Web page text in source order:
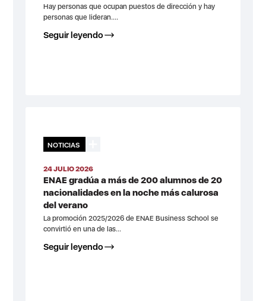
Hay personas que ocupan puestos de dirección y hay
personas que lideran....
Seguir leyendo
NOTICIAS
24 JULIO 2026
ENAE gradúa a más de 200 alumnos de 20
nacionalidades en la noche más calurosa
del verano
La promoción 2025/2026 de ENAE Business School se
convirtió en una de las...
Seguir leyendo